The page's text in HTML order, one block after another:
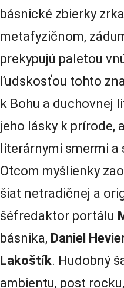
básnické zbierky
metafyzičnom,
prekypujú paletou
ľudskosťou tohto
k Bohu a duchovnej
jeho lásky k prírode,
literárnymi smermi
Otcom myšlienky
šiat netradičnej a
šéfredaktor portálu
básnika, Daniel
Lakoštík. Hudobný
ambientu, post